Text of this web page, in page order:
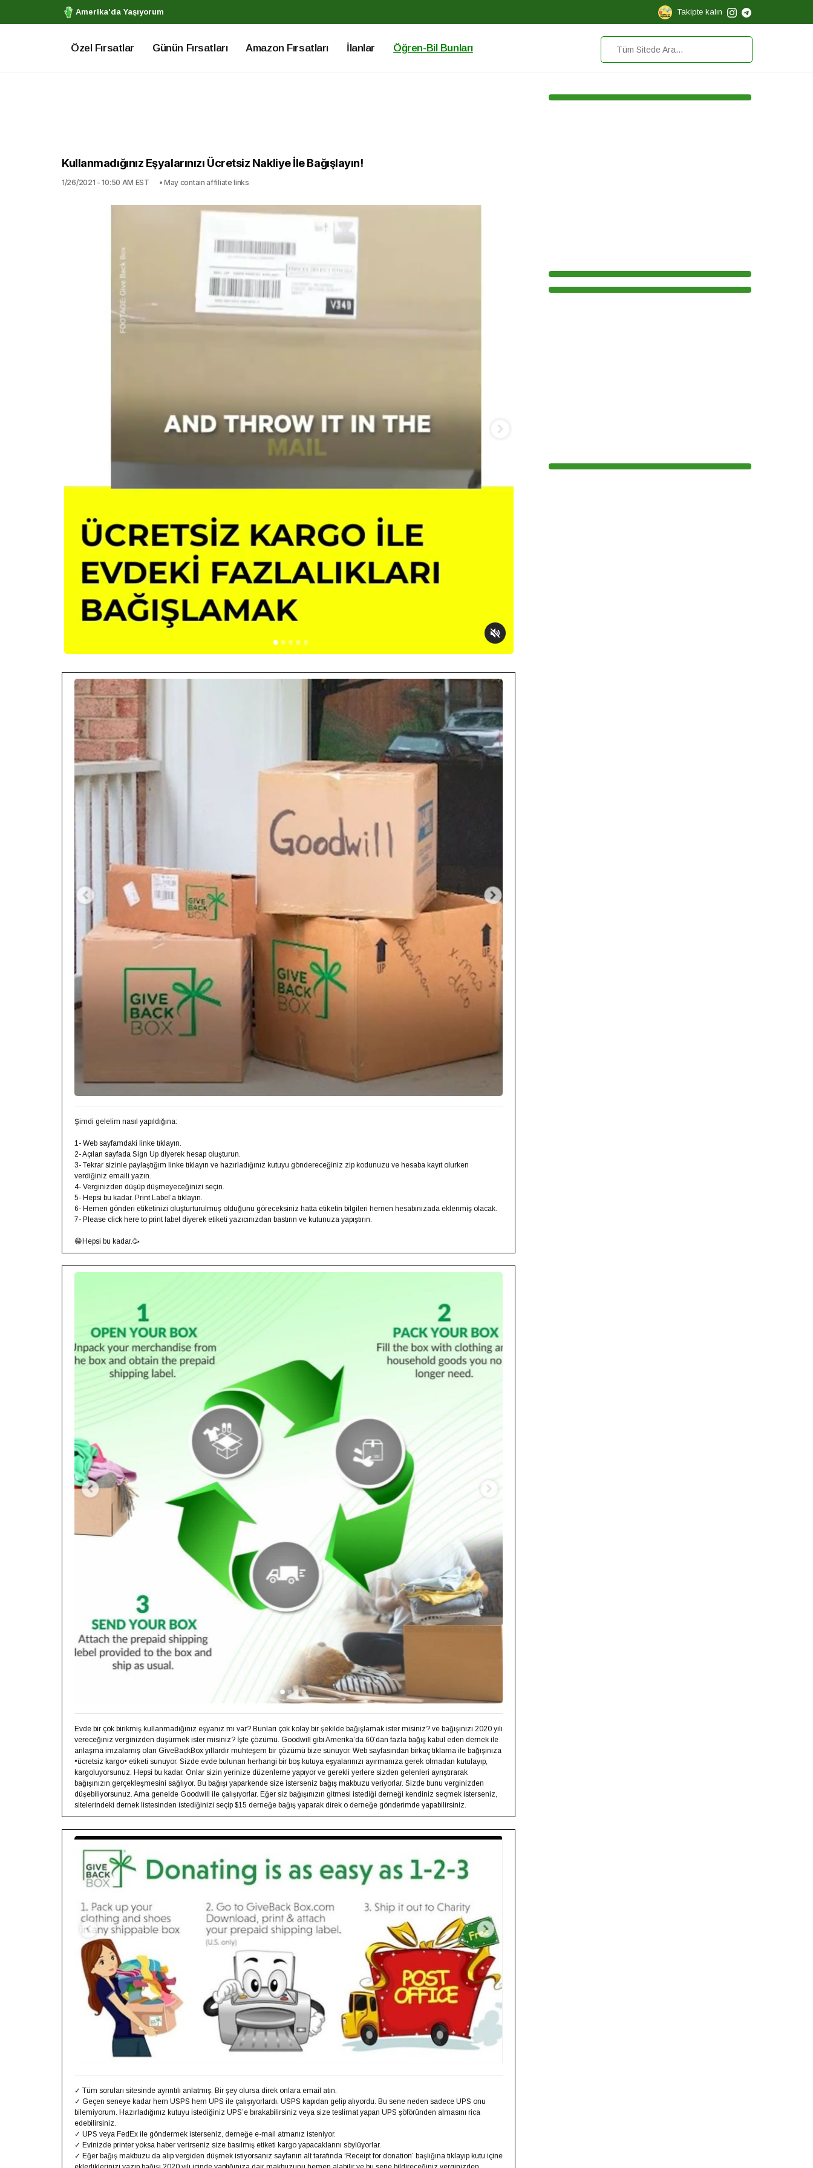
Amerika'da Yaşıyorum Takipte kalın
Özel Fırsatlar Günün Fırsatları Amazon Fırsatları İlanlar Öğren-Bil Bunları
Kullanmadığınız Eşyalarınızı Ücretsiz Nakliye İle Bağışlayın!
1/26/2021 - 10:50 AM EST • May contain affiliate links
Şimdi gelelim nasıl yapıldığına:
1- Web sayfamdaki linke tıklayın.
2- Açılan sayfada Sign Up diyerek hesap oluşturun.
3- Tekrar sizinle paylaştığım linke tıklayın ve hazırladığınız kutuyu göndereceğiniz zip kodunuzu ve hesaba kayıt olurken
verdiğiniz emaili yazın.
4- Verginizden düşüp düşmeyeceğinizi seçin.
5- Hepsi bu kadar. Print Label’a tıklayın.
6- Hemen gönderi etiketinizi oluşturturulmuş olduğunu göreceksiniz hatta etiketin bilgileri hemen hesabınızada eklenmiş olacak.
7- Please click here to print label diyerek etiketi yazıcınızdan bastırın ve kutunuza yapıştırın.
😁Hepsi bu kadar.🥳
Evde bir çok birikmiş kullanmadığınız eşyanız mı var? Bunları çok kolay bir şekilde bağışlamak ister misiniz? ve bağışınızı 2020 yılı
vereceğiniz verginizden düşürmek ister misiniz? İşte çözümü. Goodwill gibi Amerika’da 60’dan fazla bağış kabul eden dernek ile
anlaşma imzalamış olan GiveBackBox yıllardır muhteşem bir çözümü bize sunuyor. Web sayfasından birkaç tıklama ile bağışınıza
•ücretsiz kargo• etiketi sunuyor. Sizde evde bulunan herhangi bir boş kutuya eşyalarınızı ayırmanıza gerek olmadan kutulayıp,
kargoluyorsunuz. Hepsi bu kadar. Onlar sizin yerinize düzenleme yapıyor ve gerekli yerlere sizden gelenleri ayrıştırarak
bağışınızın gerçekleşmesini sağlıyor. Bu bağışı yaparkende size isterseniz bağış makbuzu veriyorlar. Sizde bunu verginizden
düşebiliyorsunuz. Ama genelde Goodwill ile çalışıyorlar. Eğer siz bağışınızın gitmesi istediği derneği kendiniz seçmek isterseniz,
sitelerindeki dernek listesinden istediğinizi seçip $15 derneğe bağış yaparak direk o derneğe gönderimde yapabilirsiniz.
✓ Tüm soruları sitesinde ayrıntılı anlatmış. Bir şey olursa direk onlara email atın.
✓ Geçen seneye kadar hem USPS hem UPS ile çalışıyorlardı. USPS kapıdan gelip alıyordu. Bu sene neden sadece UPS onu
bilemiyorum. Hazırladığınız kutuyu istediğiniz UPS’e bırakabilirsiniz veya size teslimat yapan UPS şöföründen almasını rica
edebilirsiniz.
✓ UPS veya FedEx ile göndermek isterseniz, derneğe e-mail atmanız isteniyor.
✓ Evinizde printer yoksa haber verirseniz size basılmış etiketi kargo yapacaklarını söylüyorlar.
✓ Eğer bağış makbuzu da alıp vergiden düşmek istiyorsanız sayfanın alt tarafında ‘Receipt for donation’ başlığına tıklayıp kutu içine